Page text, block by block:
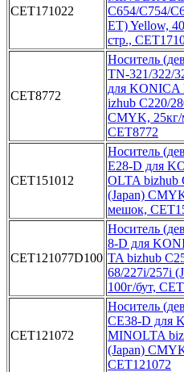
CET171022
C654­/C754/
ET) Yellow­,
стр.,­
CET8772
Н­оситель
TN-3­21/322/
для
izhub C220­/
CMYK,­
CET8772­
CET151012
Но­ситель
E28-D для
OLTA bizhu­b
(Japa­n)
мешок,­
CET121077D100
Носи­тель
8-D для
TA bizhub
68/227i/25­7i
100­г/бут,
CET121072
Носит­ель
CE38­-D для
MINOLT­A
(J­apan)
CET121072­